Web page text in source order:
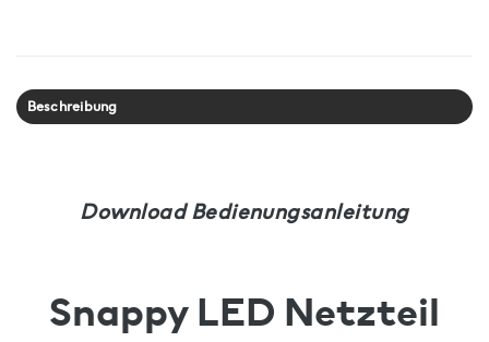
Beschreibung
Download Bedienungsanleitung
Snappy LED Netzteil